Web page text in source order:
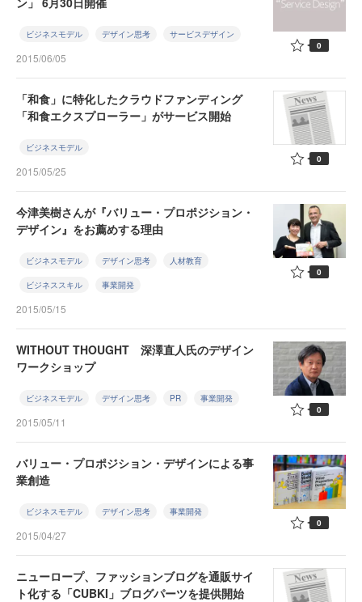
ビジネスモデル デザイン思考 サービスデザイン
2015/06/05
0
「和食」に特化したクラウドファンディング
「和食エクスプローラー」がサービス開始
ビジネスモデル
2015/05/25
0
今津美樹さんが『バリュー・プロポジション・
デザイン』をお薦めする理由
ビジネスモデル デザイン思考 人材教育
ビジネススキル 事業開発
2015/05/15
0
WITHOUT THOUGHT 深澤直人氏のデザイン
ワークショップ
ビジネスモデル デザイン思考 PR 事業開発
2015/05/11
0
バリュー・プロポジション・デザインによる事
業創造
ビジネスモデル デザイン思考 事業開発
2015/04/27
0
ニューロープ、ファッションブログを通販サイ
ト化する「CUBKI」ブログパーツを提供開始